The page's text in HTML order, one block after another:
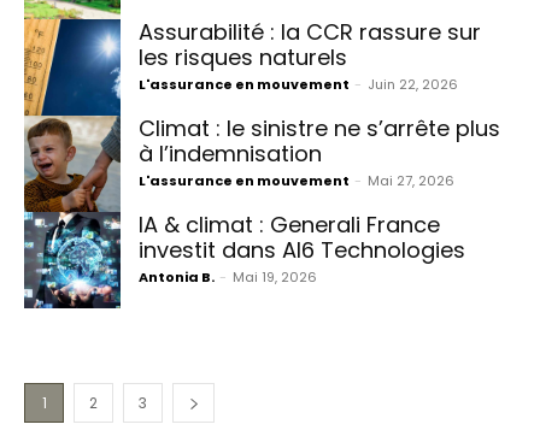
Assurabilité : la CCR rassure sur
les risques naturels
L'assurance en mouvement - Juin 22, 2026
Climat : le sinistre ne s’arrête plus
à l’indemnisation
L'assurance en mouvement - Mai 27, 2026
IA & climat : Generali France
investit dans AI6 Technologies
Antonia B. - Mai 19, 2026
1 2 3